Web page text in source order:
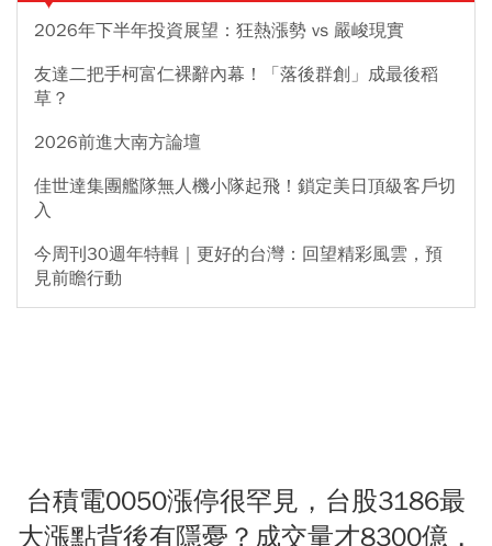
2026年下半年投資展望：狂熱漲勢 vs 嚴峻現實
友達二把手柯富仁裸辭內幕！「落後群創」成最後稻
草？
2026前進大南方論壇
佳世達集團艦隊無人機小隊起飛！鎖定美日頂級客戶切
入
今周刊30週年特輯｜更好的台灣：回望精彩風雲，預
見前瞻行動
台積電0050漲停很罕見，台股3186最
大漲點背後有隱憂？成交量才8300億，